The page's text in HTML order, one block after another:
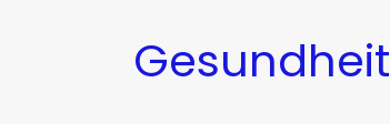
Gesundheit